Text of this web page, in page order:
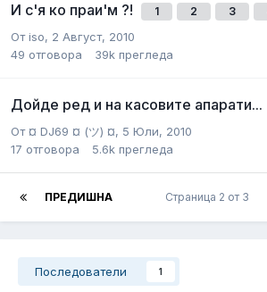
И с'я ко праи'м ?! 1 2 3
Отiso, 2 Август, 2010
49 отговора 39k прегледа
Дойде ред и на касовите апарати...
От ¤ DJ69 ¤ (ツ) ¤, 5 Юли, 2010
17 отговора 5.6k прегледа
ПРЕДИШНА Страница 2 от 3
Последователи 1